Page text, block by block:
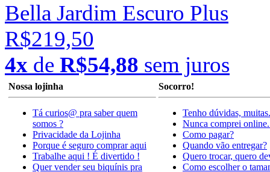
Bella Jardim Escuro Plus
R$219,50
4x de R$54,88 sem juros
Nossa lojinha
Tá curios@ pra saber quem
somos ?
Privacidade da Lojinha
Porque é seguro comprar aqui
Trabalhe aqui ! É divertido !
Quer vender seu biquínis pra
Socorro!
Tenho dúvidas, muitas.
Nunca comprei online.
Como pagar?
Quando vão entregar?
Quero trocar, quero
Como escolher o